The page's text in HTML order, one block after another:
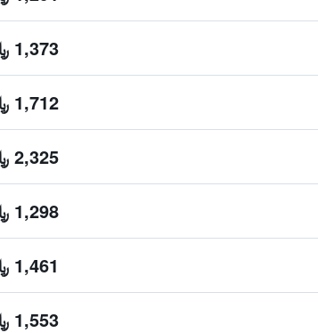
1,373 ﷼
1,712 ﷼
2,325 ﷼
1,298 ﷼
1,461 ﷼
1,553 ﷼